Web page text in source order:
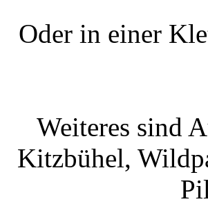
Oder in einer
Weiteres sind
Kitzbühel,